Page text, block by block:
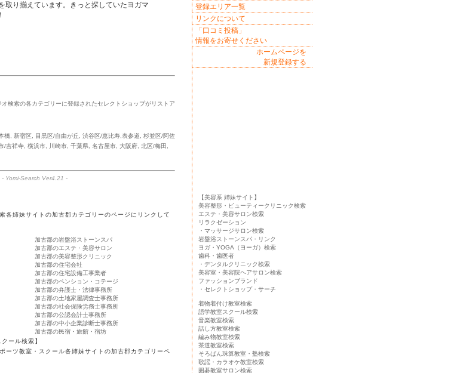
取り揃えています。きっと探していたヨガマ
検索の各カテゴリーに登録されたセレクトショップがリストア
橋 新宿区 目黒区/自由が丘 渋谷区/恵比寿,表参道
杉並区/阿佐
/吉祥寺 横浜市 川崎市 千葉県 名古屋市 大阪府 北区/梅田
- Yomi-Search Ver4.21 -
各姉妹サイトの加古郡カテゴリーのページにリンクして
加古郡の岩盤浴ストーンスパ
加古郡のエステ・美容サロン
加古郡の美容整形クリニック
加古郡の住宅会社
加古郡の住宅設備工事業者
加古郡のペンション・コテージ
加古郡の弁護士・法律事務所
加古郡の土地家屋調査士事務所
加古郡の社会保険労務士事務所
加古郡の公認会計士事務所
加古郡の中小企業診断士事務所
加古郡の民宿・旅館・宿坊
ール検索】
ーツ教室・スクール各姉妹サイトの加古郡カテゴリーペ
登録エリア一覧
リンクについて
「口コミ投稿」
情報をお寄せください
ホームページを
新規登録する
【美容系 姉妹サイト】
美容整形・ビューティークリニック検索
エステ・美容サロン検索
リラクゼーション
・マッサージサロン検索
岩盤浴ストーンスパ・リンク
ヨガ・YOGA（ヨーガ）検索
歯科・歯医者
・デンタルクリニック検索
美容室・美容院ヘアサロン検索
ファッションブランド
・セレクトショップ・サーチ
着物着付け教室検索
語学教室スクール検索
音楽教室検索
話し方教室検索
編み物教室検索
茶道教室検索
そろばん珠算教室・塾検索
歌謡・カラオケ教室検索
囲碁教室サロン検索